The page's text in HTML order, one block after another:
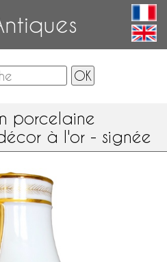
porcelaine
à l'or - signée